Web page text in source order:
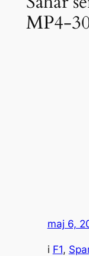
MP4-
maj 6,
i F1,